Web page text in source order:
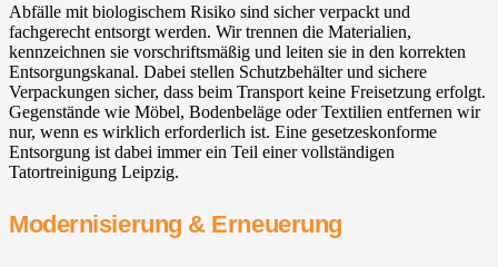
Abfälle mit biologischem Risiko sind sicher verpackt und
fachgerecht entsorgt werden. Wir trennen die Materialien,
kennzeichnen sie vorschriftsmäßig und leiten sie in den korrekten
Entsorgungskanal. Dabei stellen Schutzbehälter und sichere
Verpackungen sicher, dass beim Transport keine Freisetzung erfolgt.
Gegenstände wie Möbel, Bodenbeläge oder Textilien entfernen wir
nur, wenn es wirklich erforderlich ist. Eine gesetzeskonforme
Entsorgung ist dabei immer ein Teil einer vollständigen
Tatortreinigung Leipzig.
Modernisierung & Erneuerung